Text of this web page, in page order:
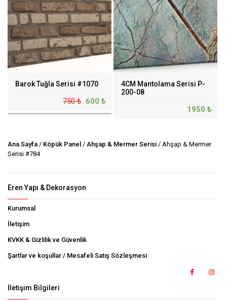
Barok Tuğla Serisi #1070
750 ₺ 600 ₺
4CM Mantolama Serisi P-
200-08
1950 ₺
Ana Sayfa / Köpük Panel / Ahşap & Mermer Serisi / Ahşap & Mermer
Serisi #784
Eren Yapı & Dekorasyon
Kurumsal
İletişim
KVKK & Gizlilik ve Güvenlik
Şartlar ve koşullar / Mesafeli Satış Sözleşmesi
İletişim Bilgileri